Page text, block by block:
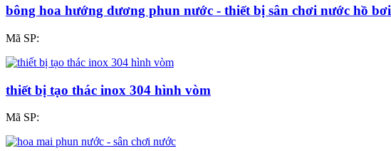
bông hoa hướng dương phun nước - thiết bị sân chơi nước hồ bơi
Mã SP:
thiết bị tạo thác inox 304 hình vòm
Mã SP: